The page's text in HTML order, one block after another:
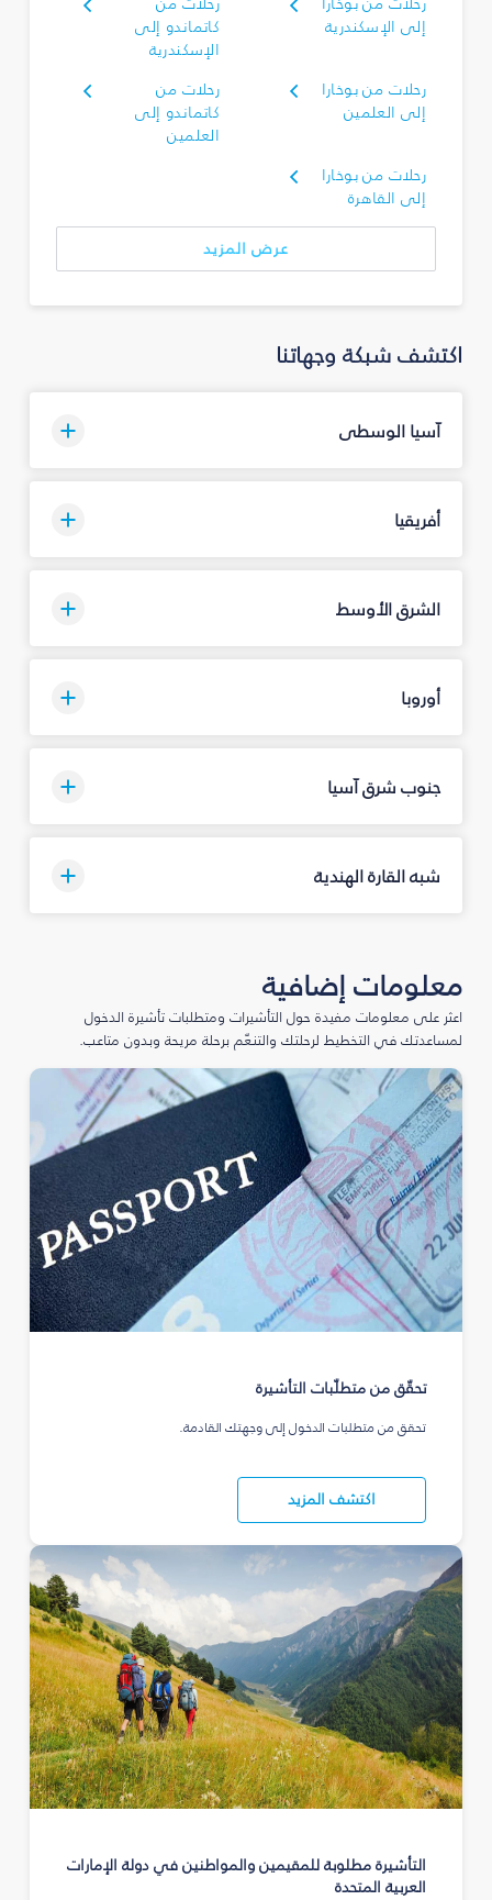
إلى الإسكندرية
كاتماندو إلى
الإسكندرية
رحلات من بوخارا
إلى العلمين
رحلات من
كاتماندو إلى
العلمين
رحلات من بوخارا
إلى القاهرة
عرض المزيد
اكتشف شبكة وجهاتنا
آسيا الوسطى
أفريقيا
الشرق الأوسط
أوروبا
جنوب شرق آسيا
شبه القارة الهندية
معلومات إضافية
اعثر على معلومات مفيدة حول التأشيرات ومتطلبات تأشيرة الدخول
لمساعدتك في التخطيط لرحلتك والتنعّم برحلة مريحة وبدون متاعب.
تحقّق من متطلّبات التأشيرة
تحقق من متطلبات الدخول إلى وجهتك القادمة.
اكتشف المزيد
التأشيرة مطلوبة للمقيمين والمواطنين في دولة الإمارات
العربية المتحدة